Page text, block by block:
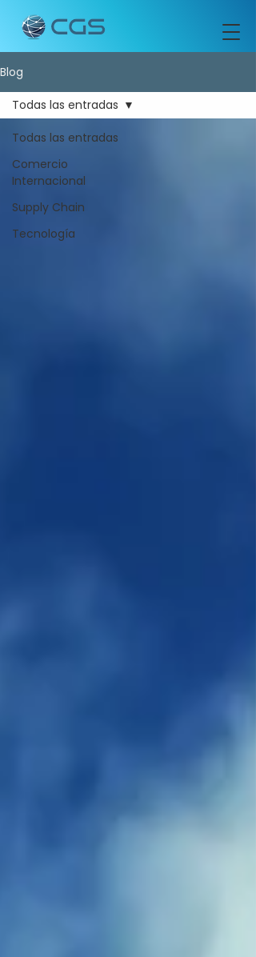
Blog
Todas las entradas
Comercio
Internacional
Supply Chain
Tecnología
Todas las entradas